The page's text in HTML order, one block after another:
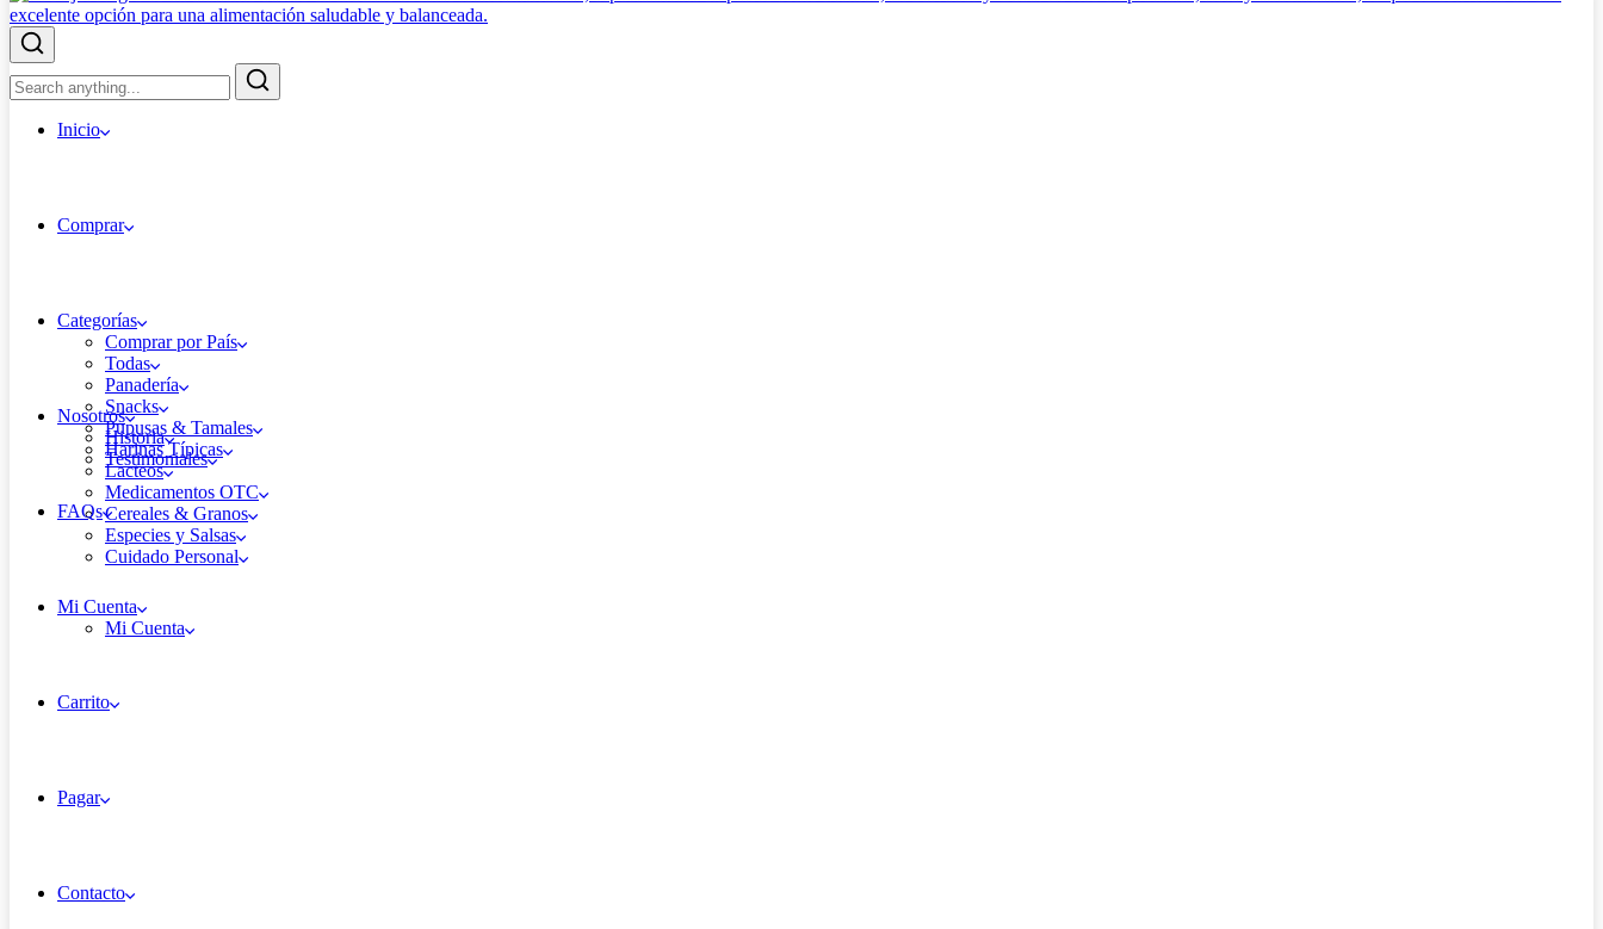
Inicio
Comprar
Categorías
Comprar por País
Todas
Panadería
Snacks
Pupusas & Tamales
Harinas Típicas
Lacteos
Medicamentos OTC
Cereales & Granos
Especies y Salsas
Cuidado Personal
Nosotros
Historia
Testimoniales
FAQs
Mi Cuenta
Mi Cuenta
Carrito
Pagar
Contacto